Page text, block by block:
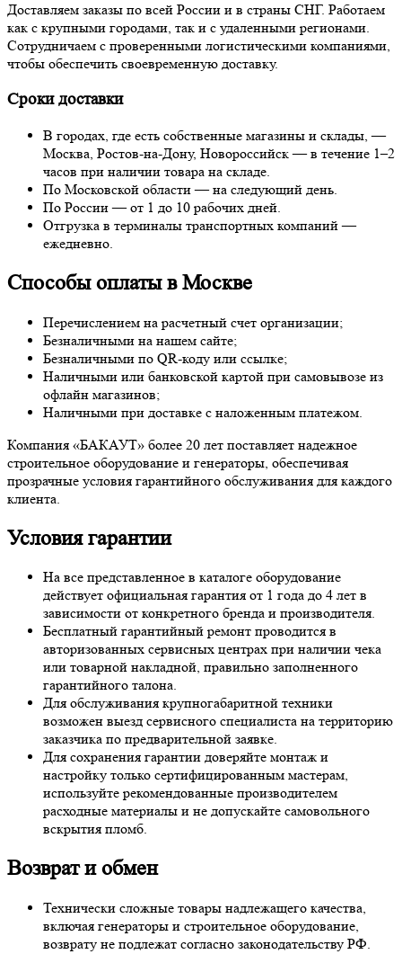
Доставляем заказы по всей России и в страны СНГ. Работаем
как с крупными городами, так и с удаленными регионами.
Сотрудничаем с проверенными логистическими компаниями,
чтобы обеспечить своевременную доставку.
Сроки доставки
В городах, где есть собственные магазины и склады, —
Москва, Ростов-на-Дону, Новороссийск — в течение 1–2
часов при наличии товара на складе.
По Московской области — на следующий день.
По России — от 1 до 10 рабочих дней.
Отгрузка в терминалы транспортных компаний —
ежедневно.
Способы оплаты в Москве
Перечислением на расчетный счет организации;
Безналичными на нашем сайте;
Безналичными по QR-коду или ссылке;
Наличными или банковской картой при самовывозе из
офлайн магазинов;
Наличными при доставке с наложенным платежом.
Компания «БАКАУТ» более 20 лет поставляет надежное
строительное оборудование и генераторы, обеспечивая
прозрачные условия гарантийного обслуживания для каждого
клиента.
Условия гарантии
На все представленное в каталоге оборудование
действует официальная гарантия от 1 года до 4 лет в
зависимости от конкретного бренда и производителя.
Бесплатный гарантийный ремонт проводится в
авторизованных сервисных центрах при наличии чека
или товарной накладной, правильно заполненного
гарантийного талона.
Для обслуживания крупногабаритной техники
возможен выезд сервисного специалиста на территорию
заказчика по предварительной заявке.
Для сохранения гарантии доверяйте монтаж и
настройку только сертифицированным мастерам,
используйте рекомендованные производителем
расходные материалы и не допускайте самовольного
вскрытия пломб.
Возврат и обмен
Технически сложные товары надлежащего качества,
включая генераторы и строительное оборудование,
возврату не подлежат согласно законодательству РФ.